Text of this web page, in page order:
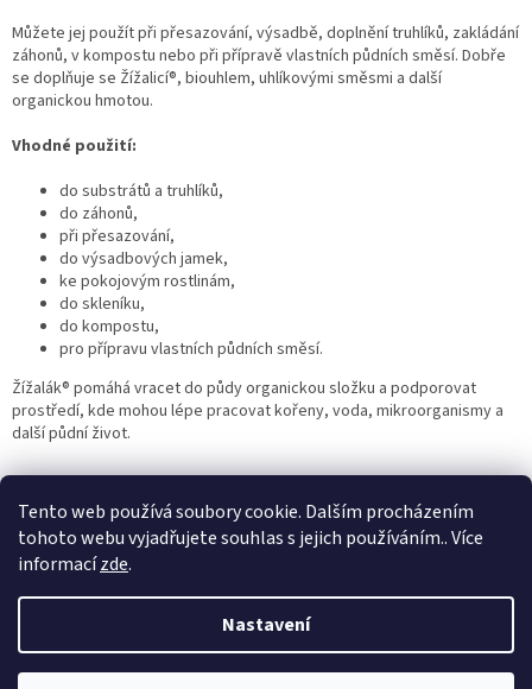
Tento web používá soubory cookie. Dalším procházením
tohoto webu vyjadřujete souhlas s jejich používáním.. Více
informacízde.
Nastavení
r
v
k
Můžete jej použít při přesazování, výsadbě, doplnění truhlíků, zakládání
záhonů, v kompostu nebo při přípravě vlastních půdních směsí. Dobře
se doplňuje se Žížalicí®, biouhlem, uhlíkovými směsmi a další
organickou hmotou.
Vhodné použití:
do substrátů a truhlíků,
do záhonů,
při přesazování,
do výsadbových jamek,
ke pokojovým rostlinám,
do skleníku,
do kompostu,
pro přípravu vlastních půdních směsí.
Žížalák® pomáhá vracet do půdy organickou složku a podporovat
prostředí, kde mohou lépe pracovat kořeny, voda, mikroorganismy a
další půdní život.
Z
Vytvořil Shoptet